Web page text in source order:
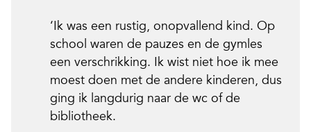
‘Ik was een rustig, onopvallend kind. Op
school waren de pauzes en de gymles
een verschrikking. Ik wist niet hoe ik mee
moest doen met de andere kinderen, dus
ging ik langdurig naar de wc of de
bibliotheek.